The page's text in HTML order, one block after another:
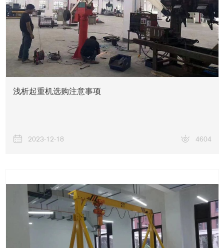
新闻资讯
浅析起重机选购注意事项
2023-12-18 4604